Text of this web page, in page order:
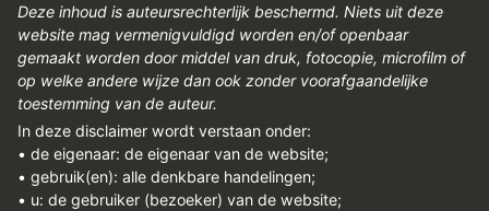
Deze inhoud is auteursrechterlijk beschermd. Niets uit deze
website mag vermenigvuldigd worden en/of openbaar
gemaakt worden door middel van druk, fotocopie, microfilm of
op welke andere wijze dan ook zonder voorafgaandelijke
toestemming van de auteur.
In deze disclaimer wordt verstaan onder:
• de eigenaar: de eigenaar van de website;
• gebruik(en): alle denkbare handelingen;
• u: de gebruiker (bezoeker) van de website;